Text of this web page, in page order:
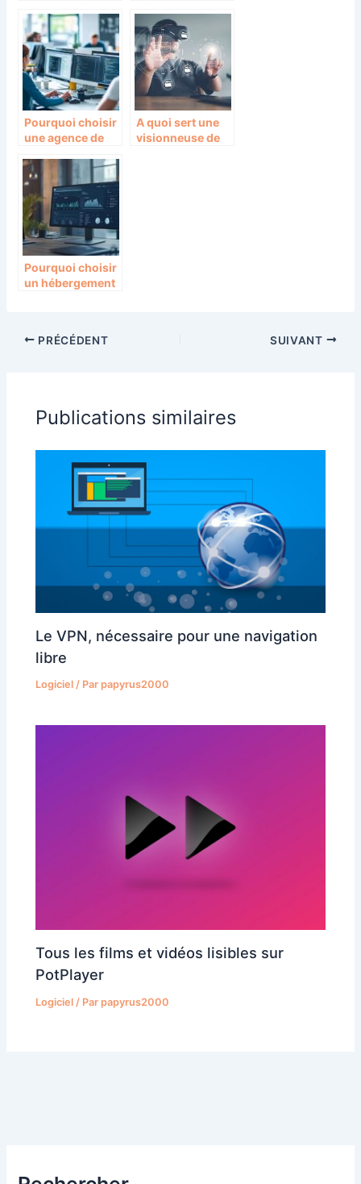
Qualishare vs
Symalean vs
Qualipro vs
Avanteam vs
BlueKanGo
Pourquoi choisir
une agence de
React pour vos
projets web
A quoi sert une
visionneuse de
Pourquoi choisir
un hébergement
entreprise ?
PRÉCÉDENT SUIVANT
Publications similaires
Le VPN, nécessaire pour une navigation
libre
Logiciel / Parpapyrus2000
Tous les films et vidéos lisibles sur
PotPlayer
Logiciel / Parpapyrus2000